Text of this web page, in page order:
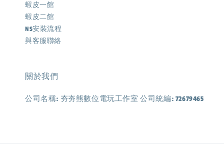
蝦皮一館
蝦皮二館
NS安裝流程
與客服聯絡
關於我們
公司名稱: 夯夯熊數位電玩工作室 公司統編: 72679465